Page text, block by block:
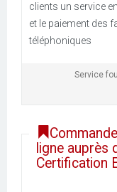
clients un service
et le paiement des
téléphoniques
Service
ligne auprès
Certification